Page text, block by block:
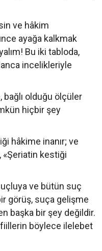
ve hâkim
ayağa kalkmak
Bu iki tabloda,
incelikleriyle
olduğu ölçüler
hiçbir şey
hâkime inanır; ve
«Şeriatin kestiği
ve bütün suç
görüş, suça gelişme
başka bir şey değildir.
fiillerin böylece ilelebet